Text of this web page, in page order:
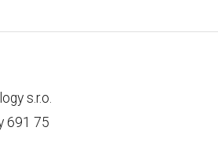
s.r.o.
691 75